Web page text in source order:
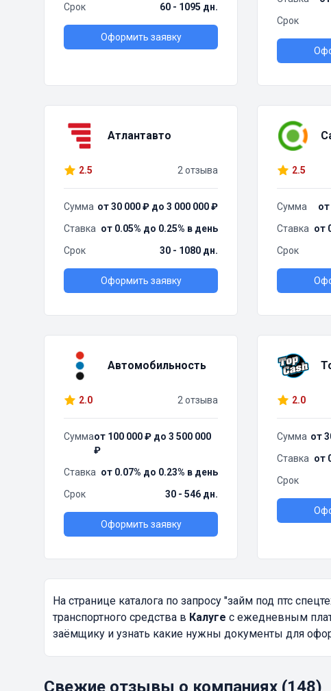
Срок
60 - 1095 дн.
Оформить заявку
Срок
Атлантавто
2.5 2 отзыва
Сумма от 30 000 ₽ до 3 000 000 ₽
Ставка от 0.05% до 0.25% в день
Срок
30 - 1080 дн.
Оформить заявку
2.5
Сумма
Ставка от
Срок
Автомобильность
2.0 2 отзыва
Суммаот 100 000 ₽ до 3 500 000
₽
Ставка от 0.07% до 0.23% в день
Срок
30 - 546 дн.
Оформить заявку
2.0
Сумма от
Ставка от
Срок
На странице каталога по запросу "займ под птс
транспортного средства в Калуге с ежедневным
заёмщику и узнать какие нужны документы для
Свежие отзывы о компаниях (148)